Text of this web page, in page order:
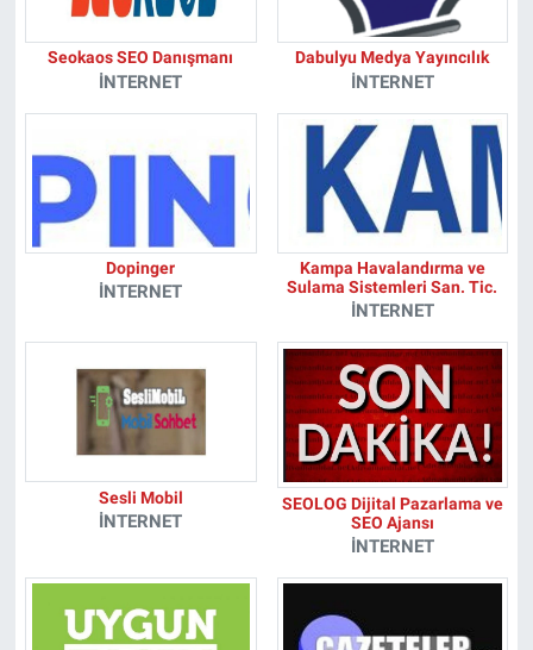
Seokaos SEO Danışmanı
İNTERNET
Dabulyu Medya Yayıncılık
İNTERNET
Dopinger
İNTERNET
Kampa Havalandırma ve
Sulama Sistemleri San. Tic.
İNTERNET
Sesli Mobil
İNTERNET
SEOLOG Dijital Pazarlama ve
SEO Ajansı
İNTERNET